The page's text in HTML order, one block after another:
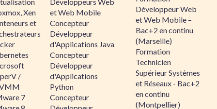
Xen
et
/
7
et Web Mobile
Concepteur
Développeur
d'Applications Java
Concepteur
Développeur
d'Applications
Python
Concepteur
Développeur Web
et Web Mobile –
Bac+2 en continu
(Marseille)
Formation
Technicien
Supérieur Systèmes
et Réseaux - Bac+2
en continu
(Montpellier)